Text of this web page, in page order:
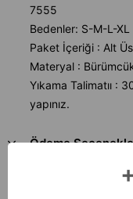
7555
Bedenler: S-M-L-XL
Paket İçeriği : Alt
Materyal :
Yıkama Talimatıı :
yapınız.
Ödeme
Sıkça Sorulan